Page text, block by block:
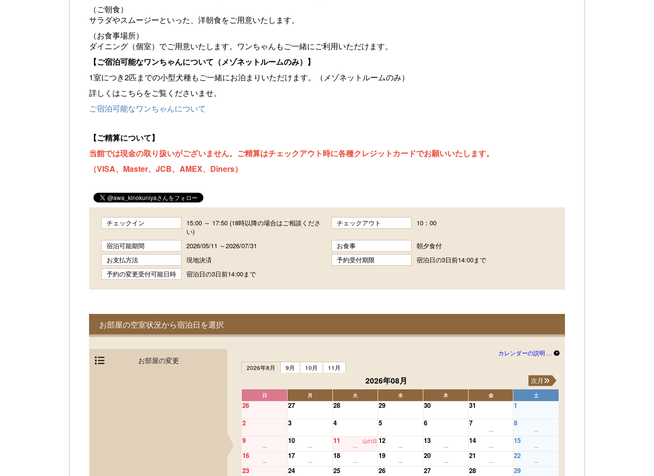
（ご朝食）
サラダやスムージーといった、洋朝食をご用意いたします。
（お食事場所）
ダイニング（個室）でご用意いたします。ワンちゃんもご一緒にご利用いただけます。
【ご宿泊可能なワンちゃんについて（メゾネットルームのみ）】
1室につき2匹までの小型犬種もご一緒にお泊まりいただけます。（メゾネットルームのみ）
詳しくはこちらをご覧くださいませ。
ご宿泊可能なワンちゃんについて
【ご精算について】
当館では現金の取り扱いがございません。ご精算はチェックアウト時に各種クレジットカードでお願いいたします。
（VISA、Master、JCB、AMEX、Diners）
チェックイン
15:00 ～ 17:50 (18時以降の場合はご相談くださ
い)
チェックアウト 10：00
宿泊可能期間 2026/05/11 ～2026/07/31 お食事
朝夕食付
お支払方法
現地決済 予約受付期限
宿泊日の3日前14:00まで
予約の変更受付可能日時
宿泊日の3日前14:00まで
お部屋の空室状況から宿泊日を選択
お部屋の変更
カレンダーの説明 …
2026年8月
9月 10月 11月
2026年08月 次月
日 月 火 水 木 金 土
26 27 28 29 30 31
1
2
3 4 5 6 7
8
9
10 11 山の日 12 13 14
15
16
17 18 19 20 21
22
23
24 25 26 27 28
29